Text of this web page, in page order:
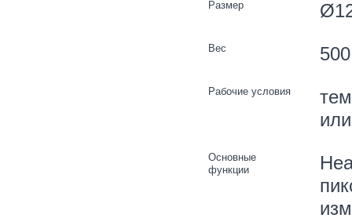
Размер
Вес
Рабочие условия
Основные
функции